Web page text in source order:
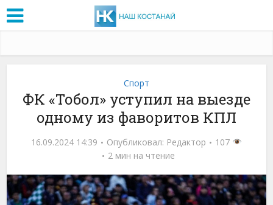
Спорт
ФК «Тобол» уступил на выезде
одному из фаворитов КПЛ
16.09.2024 14:39 Опубликовал: Редактор
107
2 мин на чтение